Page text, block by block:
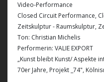
Video-Performance
Closed Circuit Performance,
Zeitskulptur - Raumskulptur,
Ton: Christian Michelis
Performerin: VALIE EXPORT
„Kunst bleibt Kunst/ Aspekte
70er Jahre, Projekt _74",